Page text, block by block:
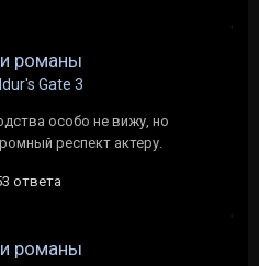
романы
Gate 3
особо не вижу, но
респект актеру.
ответа
романы